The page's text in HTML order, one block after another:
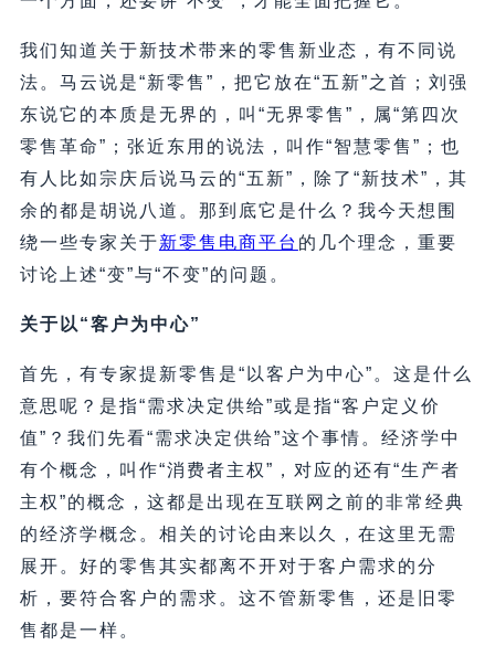
我们知道关于新技术带来的零售新业态，有不同说
法。马云说是“新零售”，把它放在“五新”之首；刘强
东说它的本质是无界的，叫“无界零售”，属“第四次
零售革命”；张近东用的说法，叫作“智慧零售”；也
有人比如宗庆后说马云的“五新”，除了“新技术”，其
余的都是胡说八道。那到底它是什么？我今天想围
绕一些专家关于新零售电商平台 的几个理念，重要
讨论上述“变”与“不变”的问题。
关于以“客户为中心”
首先，有专家提新零售是“以客户为中心”。这是什么
意思呢？是指“需求决定供给”或是指“客户定义价
值”？我们先看“需求决定供给”这个事情。经济学中
有个概念，叫作“消费者主权”，对应的还有“生产者
主权”的概念，这都是出现在互联网之前的非常经典
的经济学概念。相关的讨论由来以久，在这里无需
展开。好的零售其实都离不开对于客户需求的分
析，要符合客户的需求。这不管新零售，还是旧零
售都是一样。